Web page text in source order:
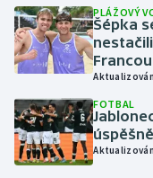
Moderní pětiboj
Motorsport
Olympijské hry
Parasport
PLÁŽOVÝ
Šépka
FOTBAL